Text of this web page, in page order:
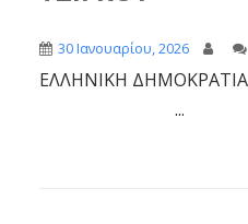
30 Ιανουαρίου, 2026
ΕΛΛΗΝΙΚΗ
...